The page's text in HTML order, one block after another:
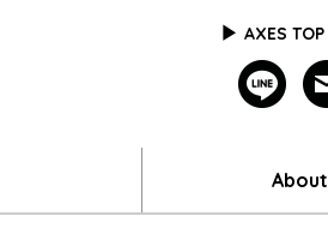
AXES TOP
line
About